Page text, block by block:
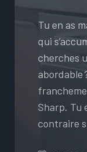
Tu en as
qui
cherches
abordable
Sharp. Tu
contraire